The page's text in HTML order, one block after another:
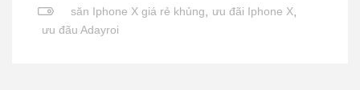
săn Iphone X giá rẻ khủng, ưu đãi Iphone X,
ưu đãu Adayroi